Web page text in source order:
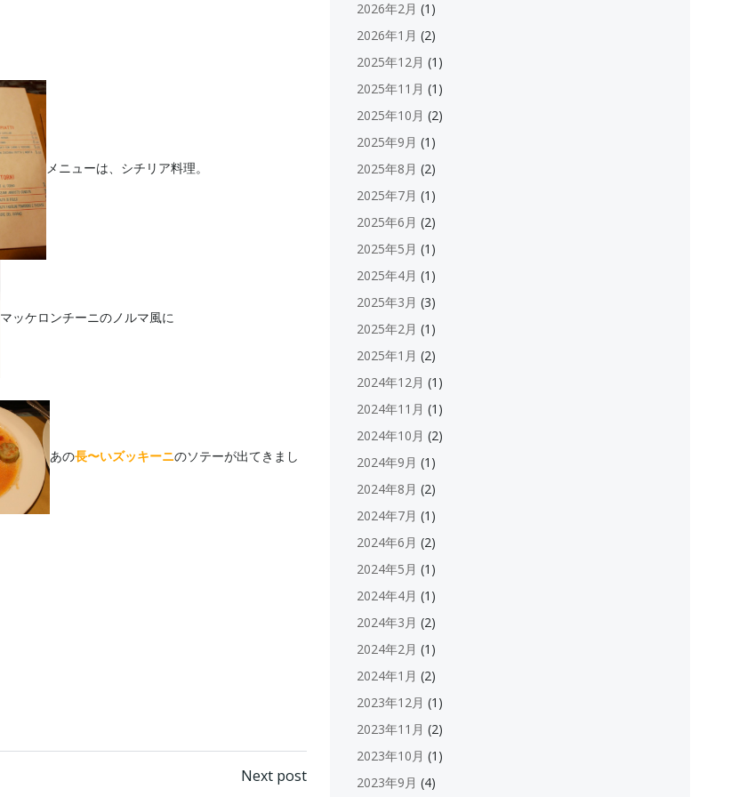
メニューは、シチリア料理。
マッケロンチーニのノルマ風に
あの長〜いズッキーニのソテーが出てきまし
Next post
2026年2月 (1)
2026年1月 (2)
2025年12月 (1)
2025年11月 (1)
2025年10月 (2)
2025年9月 (1)
2025年8月 (2)
2025年7月 (1)
2025年6月 (2)
2025年5月 (1)
2025年4月 (1)
2025年3月 (3)
2025年2月 (1)
2025年1月 (2)
2024年12月 (1)
2024年11月 (1)
2024年10月 (2)
2024年9月 (1)
2024年8月 (2)
2024年7月 (1)
2024年6月 (2)
2024年5月 (1)
2024年4月 (1)
2024年3月 (2)
2024年2月 (1)
2024年1月 (2)
2023年12月 (1)
2023年11月 (2)
2023年10月 (1)
2023年9月 (4)